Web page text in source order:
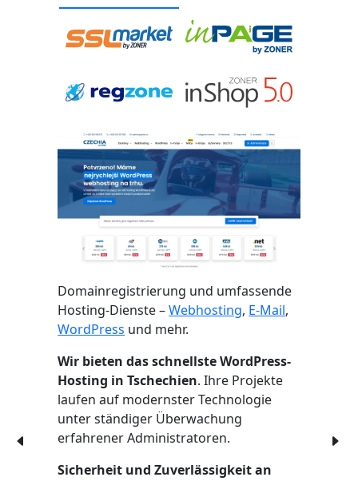
Domainregistrierung und umfassende
Hosting-Dienste –Webhosting, E-Mail,
WordPress und mehr.
Wir bieten das schnellste WordPress-
Hosting in Tschechien. Ihre Projekte
laufen auf modernster Technologie
unter ständiger Überwachung
erfahrener Administratoren.
Sicherheit und Zuverlässigkeit an